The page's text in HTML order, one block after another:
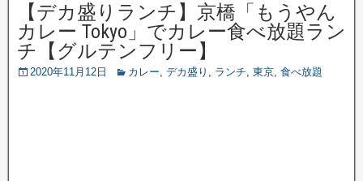
【デカ盛りランチ】京橋「もうやん
カレー Tokyo」でカレー食べ放題ラン
チ【グルテンフリー】
2020年11月12日 カレー, デカ盛り , ランチ, 東京, 食べ放題